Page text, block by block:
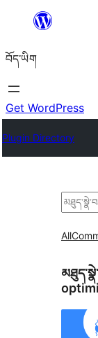
content
བོད་ཡིག
Get WordPress
Plugin Directory
བཤེར་
All